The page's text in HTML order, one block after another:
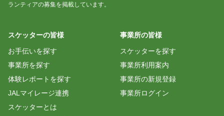
ランティアの募集を掲載しています。
スケッターの皆様
お手伝いを探す
事業所を探す
体験レポートを探す
JALマイレージ連携
スケッターとは
事業所の皆様
スケッターを探す
事業所利用案内
事業所の新規登録
事業所ログイン